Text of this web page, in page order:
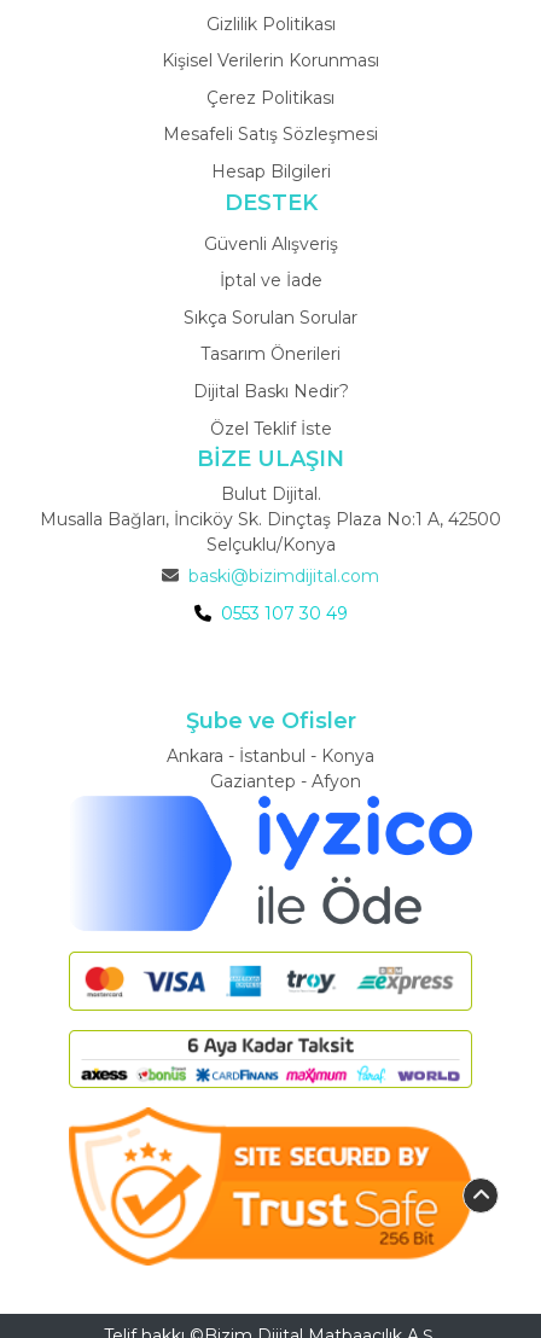
Gizlilik Politikası
Kişisel Verilerin Korunması
Çerez Politikası
Mesafeli Satış Sözleşmesi
Hesap Bilgileri
DESTEK
Güvenli Alışveriş
İptal ve İade
Sıkça Sorulan Sorular
Tasarım Önerileri
Dijital Baskı Nedir?
Özel Teklif İste
BİZE ULAŞIN
Bulut Dijital.
Musalla Bağları, İnciköy Sk. Dinçtaş Plaza No:1 A, 42500
Selçuklu/Konya
baski@bizimdijital.com
0553 107 30 49
Şube ve Ofisler
Ankara - İstanbul - Konya
Gaziantep - Afyon